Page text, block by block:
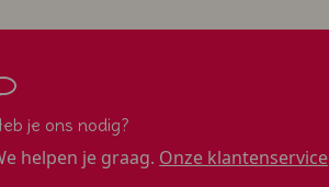
je ons nodig?
helpen je graag. Onze klantenservice